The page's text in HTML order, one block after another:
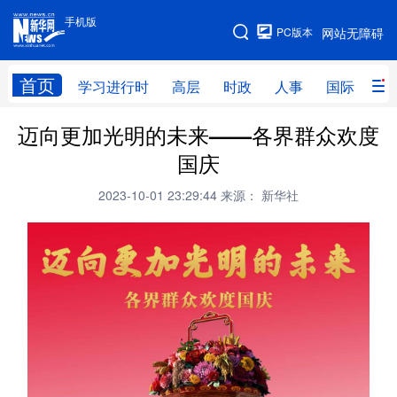
手机版
网站无障碍
PC版本
首页 学习进行时 高层 时政 人事 国际 财
手机版
网站地图
学习进行时 高层 时政 人事
全球连线
科技 科创 量子 体育
文化 书画 健康 军事
图片
中央文件 金融
迈向更加光明的未来——各界群众欢度
国庆
2023-10-01 23:29:44 来源： 新华社